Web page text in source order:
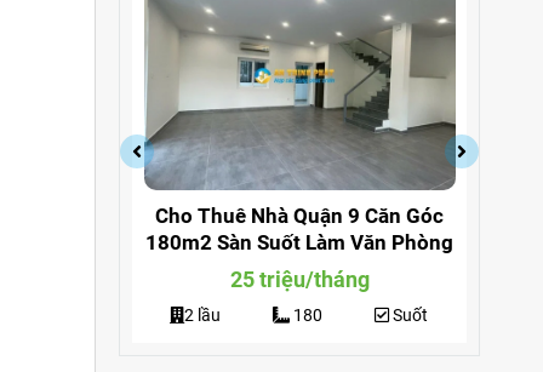
Cho Thuê Nhà Quận 9 Căn Góc
180m2 Sàn Suốt Làm Văn Phòng
25 triệu/tháng
2 lầu 180 Suốt